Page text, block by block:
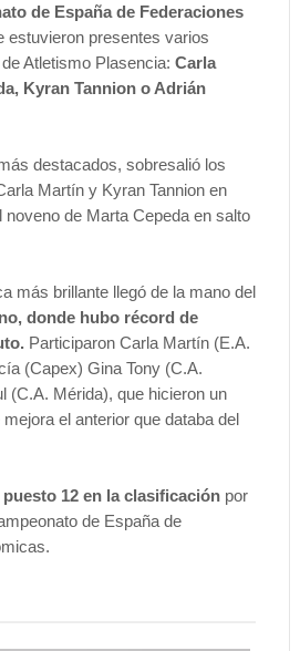
de España de Federaciones
estuvieron presentes varios
Atletismo Plasencia: Carla
Kyran Tannion o Adrián
destacados, sobresalió los
Martín y Kyran Tannion en
de Marta Cepeda en salto
más brillante llegó de la mano del
donde hubo récord de
Participaron Carla Martín (E.A.
(Capex) Gina Tony (C.A.
(C.A. Mérida), que hicieron un
el anterior que databa del
puesto 12 en la clasificaciónpor
de España de